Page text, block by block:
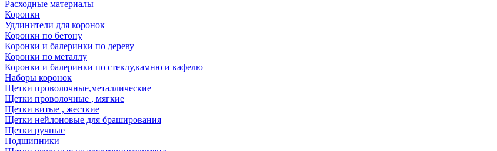
Расходные материалы
Коронки
Удлинители для коронок
Коронки по бетону
Коронки и балеринки по дереву
Коронки по металлу
Коронки и балеринки по стеклу,камню и кафелю
Наборы коронок
Щетки проволочные,металлические
Щетки проволочные , мягкие
Щетки витые , жесткие
Щетки нейлоновые для браширования
Щетки ручные
Подшипники